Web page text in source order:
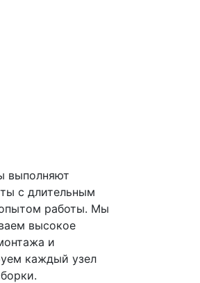
выполняют
с длительным
работы. Мы
высокое
и
каждый узел